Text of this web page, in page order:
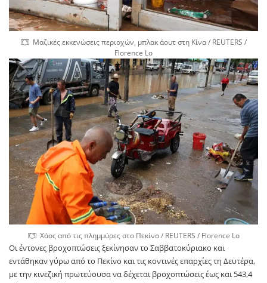
Μαζικές εκκενώσεις περιοχών, μπλακ άουτ στη Κίνα / REUTERS /
Florence Lo
Χάος από τις πλημμύρες στο Πεκίνο / REUTERS / Florence Lo
Οι έντονες βροχοπτώσεις ξεκίνησαν το Σαββατοκύριακο και
εντάθηκαν γύρω από το Πεκίνο και τις κοντινές επαρχίες τη Δευτέρα,
με την κινεζική πρωτεύουσα να δέχεται βροχοπτώσεις έως και 543,4